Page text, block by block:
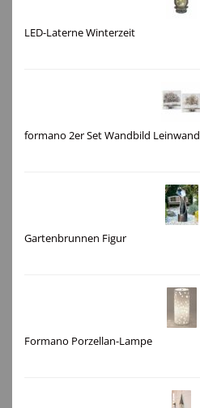
LED-Laterne Winterzeit
formano 2er Set Wandbild Leinwand
Gartenbrunnen Figur
Formano Porzellan-Lampe